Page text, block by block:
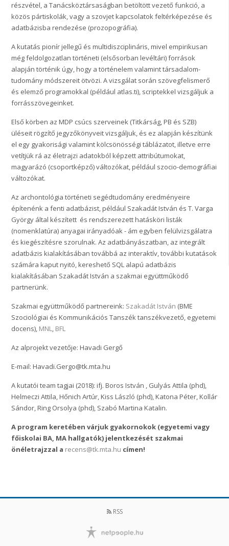
részvétel, a Tanácsköztársaságban betöltött vezető funkció, a
közös pártiskolák, vagy a szovjet kapcsolatok feltérképezése és
adatbázisba rendezése (prozopográfia).
A kutatás pionír jellegű és multidiszciplináris, mivel empirikusan
még feldolgozatlan történeti (elsősorban levéltári) források
alapján történik úgy, hogy a történelem valamint társadalom-
tudomány módszereit ötvözi. A vizsgálat során szövegfelismerő
és elemző programokkal (például atlas.ti), scriptekkel vizsgáljuk a
forrásszövegeinket.
Első körben az MDP csúcs szerveinek (Titkárság, PB és SZB)
üléseit rögzítő jegyzőkönyveit vizsgáljuk, és ez alapján készítünk
el egy gyakorisági valamint kölcsönösségi táblázatot, illetve erre
vetítjük rá az életrajzi adatokból képzett attribútumokat,
magyarázó (csoportképző) változókat, például szocio-demográfiai
változókat.
Az archontológia történeti segédtudomány eredményeire
építenénk a fenti adatbázist, például Szakadát István és T. Varga
György által készített és rendszerezett hatásköri listák
(nomenklatúra) anyagai irányadóak - ám egyben felülvizsgálatra
és kiegészítésre szorulnak. Az adatbányászatban, az integrált
adatbázis kialakításában továbbá az interaktív, további kutatások
számára kaput nyitó, kereshető SQL alapú adatbázis
kialakításában Szakadát István a szakmai együttműködő
partnerünk.
Szakmai együttműködő partnereink: Szakadát István (BME
Szociológiai és Kommunikációs Tanszék tanszékvezető, egyetemi
docens), MNL, BFL
Az alprojekt vezetője: Havadi Gergő
E-mail: Havadi.Gergo@tk.mta.hu
A kutatói team tagjai (2018): ifj. Boros István , Gulyás Attila (phd),
Helmeczi Attila, Hőnich Artúr, Kiss László (phd), Katona Péter, Kollár
Sándor, Ring Orsolya (phd), Szabó Martina Katalin.
A program keretében várjuk gyakornokok (egyetemi vagy
főiskolai BA, MA hallgatók) jelentkezését szakmai
önéletrajzzal a recens@tk.mta.hu címen!
RSS